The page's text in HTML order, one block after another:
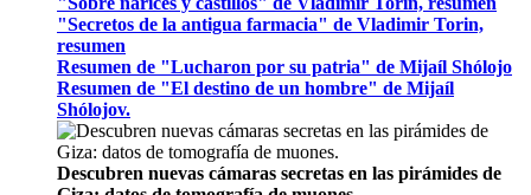
"Secretos de la antigua farmacia" de Vladimir Torin,
resumen
Resumen de "Lucharon por su patria" de Mijaíl Shólojo
Resumen de "El destino de un hombre" de Mijaíl
Shólojov.
Descubren nuevas cámaras secretas en las pirámides de